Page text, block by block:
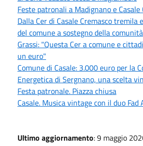
Feste patronali a Madignano e Casale
Dalla Cer di Casale Cremasco
del comune a sostegno della comunità
Grassi: "Questa Cer a comune e
un euro"
Comune di Casale: 3.000 euro per la
Energetica di Sergnano, una scelta
Festa patronale. Piazza chiusa
Casale. Musica vintage con il duo Fad
Ultimo aggiornamento: 9 maggio